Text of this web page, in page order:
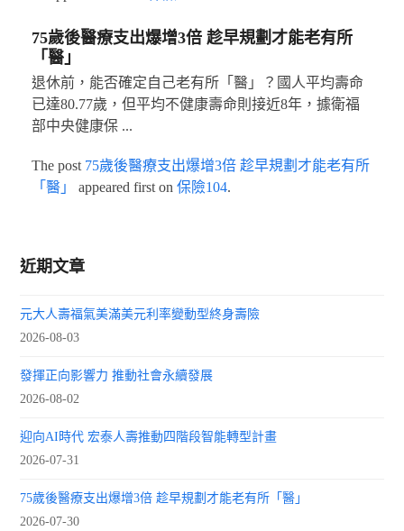
75歲後醫療支出爆增3倍 趁早規劃才能老有所
「醫」
退休前，能否確定自己老有所「醫」？國人平均壽命
已達80.77歲，但平均不健康壽命則接近8年，據衛福
部中央健康保 ...
The post 75歲後醫療支出爆增3倍 趁早規劃才能老有所
「醫」
appeared first on 保險104.
近期文章
元大人壽福氣美滿美元利率變動型終身壽險
2026-08-03
發揮正向影響力 推動社會永續發展
2026-08-02
迎向AI時代 宏泰人壽推動四階段智能轉型計畫
2026-07-31
75歲後醫療支出爆增3倍 趁早規劃才能老有所「醫」
2026-07-30